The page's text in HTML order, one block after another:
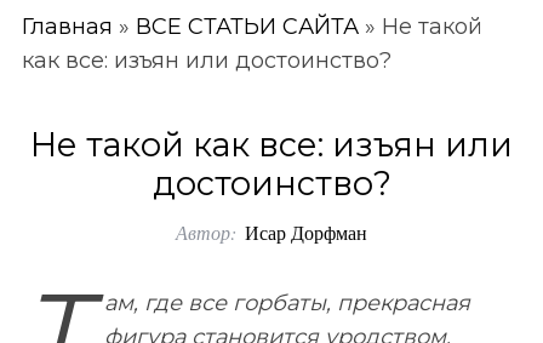
r
c
f
C
H
Главная » ВСЕ СТАТЬИ САЙТА» Не такой
как все: изъян или достоинство?
Не такой как все: изъян или
достоинство?
Автор: Исар Дорфман
ам, где все горбаты, прекрасная
фигура становится уродством.